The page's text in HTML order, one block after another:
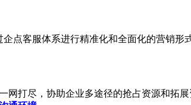
点客服体系进行精准化和全面化的营销形
打尽，协助企业多途径的抢占资源和拓